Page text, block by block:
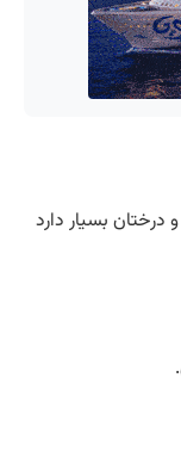
بسیار دارد